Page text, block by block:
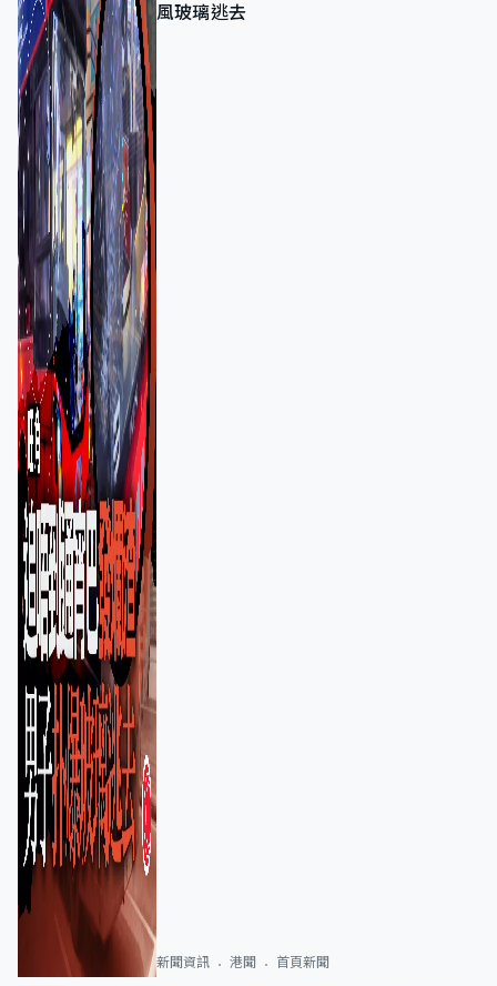
風玻璃逃去
新聞資訊 港聞 首頁新聞